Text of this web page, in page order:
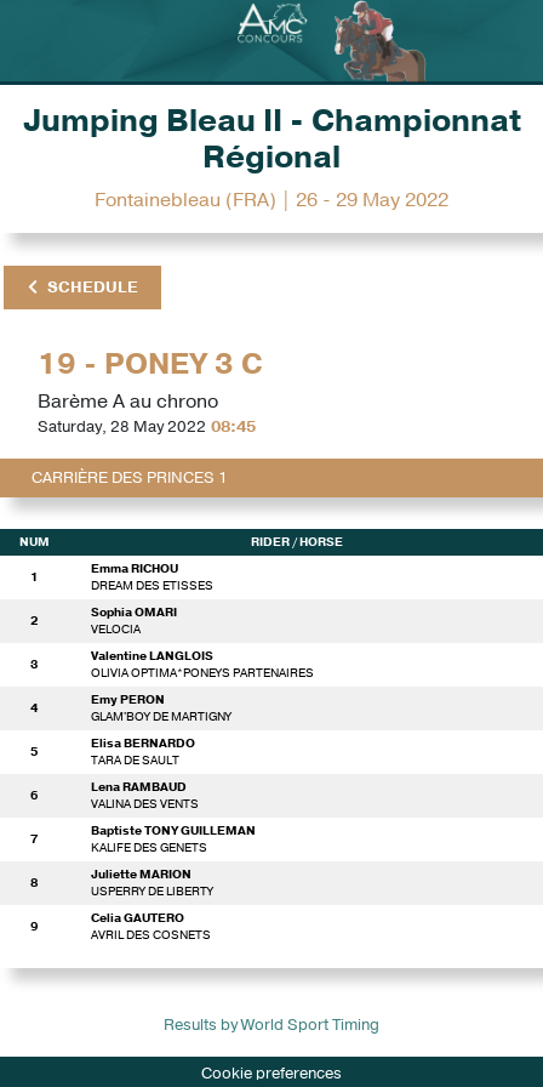
Jumping Bleau II - Championnat
Régional
Fontainebleau (FRA) | 26 - 29 May 2022
SCHEDULE
19 - PONEY 3 C
Barème A au chrono
Saturday, 28 May 2022 08:45
CARRIÈRE DES PRINCES 1
NUM RIDER / HORSE
1
Emma RICHOU
DREAM DES ETISSES
2
Sophia OMARI
VELOCIA
3
Valentine LANGLOIS
OLIVIA OPTIMA*PONEYS PARTENAIRES
4
Emy PERON
GLAM'BOY DE MARTIGNY
5
Elisa BERNARDO
TARA DE SAULT
6
Lena RAMBAUD
VALINA DES VENTS
7
Baptiste TONY GUILLEMAN
KALIFE DES GENETS
8
Juliette MARION
USPERRY DE LIBERTY
9
Celia GAUTERO
AVRIL DES COSNETS
Results by World Sport Timing
Cookie preferences